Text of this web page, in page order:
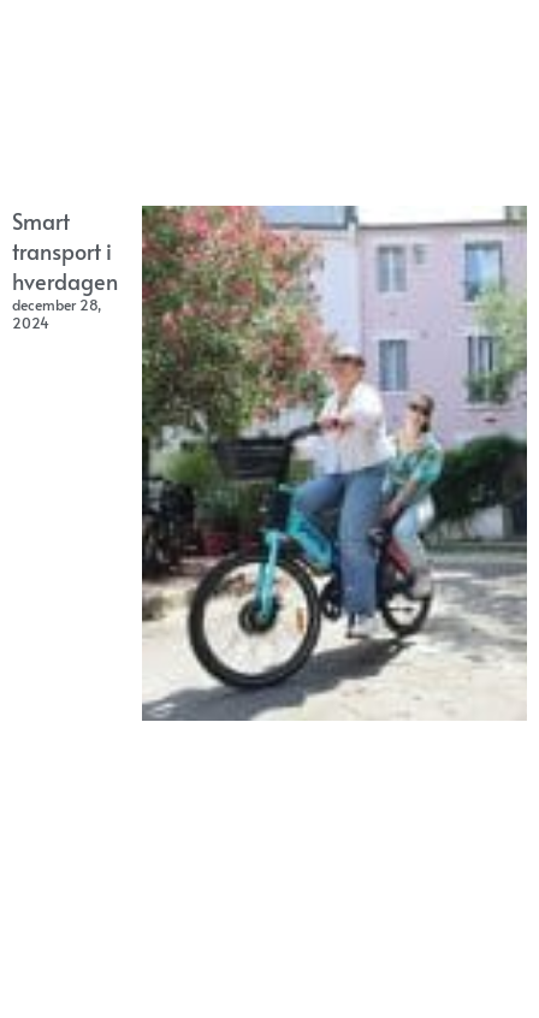
Smart
transport i
hverdagen
december 28,
2024